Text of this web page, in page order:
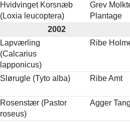
Hvidvinget Korsnæb
(Loxia leucoptera)
Grev
Plantage
2002
Lapværling
(Calcarius
lapponicus)
Ribe
Slørugle (Tyto alba) Ribe Amt
Rosenstær (Pastor
roseus)
Agger